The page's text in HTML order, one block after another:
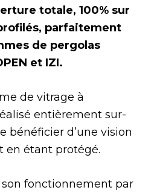
totale, 100% sur
parfaitement
de pergolas
et IZI.
de vitrage à
entièrement sur-
bénéficier d’une vision
en étant protégé.
fonctionnement par